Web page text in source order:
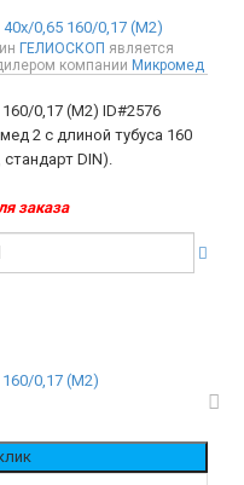
ГЕЛИОСКОП является
компании Микромед
0,17 (М2) ID#2576
2 с длиной тубуса 160
DIN).
заказа
0,17 (М2)